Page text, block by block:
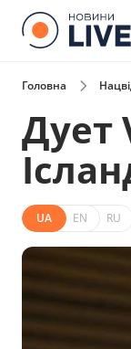
Головна
Дует
UA EN RU